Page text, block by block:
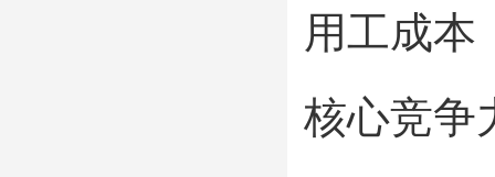
用工成本
核心竞争